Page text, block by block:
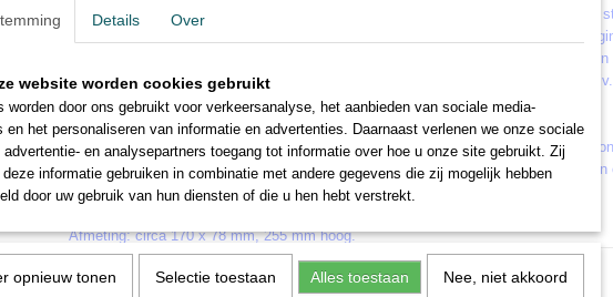
Bouwpakket voor een model van de kleinste houten kerk van Duitsland. Het model
dorp Elend in het Harzgebergte en werd in 1897 als kerk ingewijd. Net als in het
de wanden in het model gemaakt van echt hout. Het dak, regengoten en
kunststof. De in kleur bedrukte vensterruiten komen met extra binnenverlichting
Busch verlichtingsset 4280) het beste tot hun recht.
De montage is bijzonder eenvoudig dankzij een stabiele, in elkaar grijpende
die is bekleed met de gesneden en gekleurde houten delen. Bovendien heb je alleen
hobbymes en universele lijm (bijv.UHU® Kraft) nodig.
Afmeting: circa 170 x 78 mm, 255 mm hoog.
Details Over
website worden cookies gebruikt
worden door ons gebruikt voor verkeersanalyse, het aanbieden van sociale media-
en het personaliseren van informatie en advertenties. Daarnaast verlenen we onze sociale
advertentie- en analysepartners toegang tot informatie over hoe u onze site gebruikt. Zij
deze informatie gebruiken in combinatie met andere gegevens die zij mogelijk hebben
door uw gebruik van hun diensten of die u hen hebt verstrekt.
opnieuw tonen Selectie toestaan Alles toestaan Nee, niet akkoord